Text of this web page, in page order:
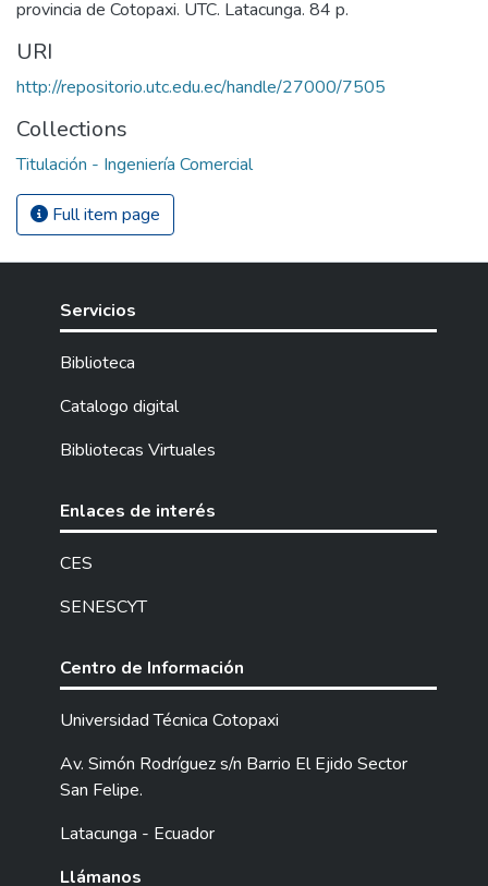
provincia de Cotopaxi. UTC. Latacunga. 84 p.
URI
http://repositorio.utc.edu.ec/handle/27000/7505
Collections
Titulación - Ingeniería Comercial
Full item page
Servicios
Biblioteca
Catalogo digital
Bibliotecas Virtuales
Enlaces de interés
CES
SENESCYT
Centro de Información
Universidad Técnica Cotopaxi
Av. Simón Rodríguez s/n Barrio El Ejido Sector
San Felipe.
Latacunga - Ecuador
Llámanos